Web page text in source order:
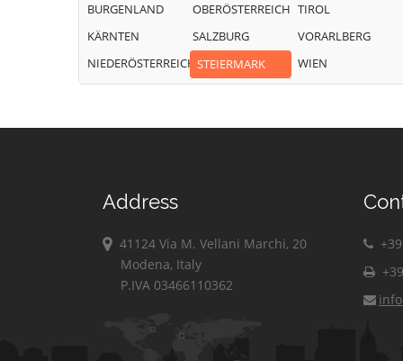
BURGENLAND
KÄRNTEN
NIEDERÖSTERREICH
OBERÖSTERREICH
SALZBURG
STEIERMARK
TIROL
VORARLBERG
WIEN
Address
41124 Via M. Vellani Marchi, 20
Modena, Italy
P.IVA 03466110362